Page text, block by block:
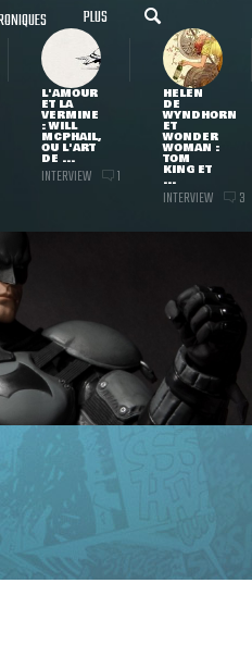
PLUS
L'AMOUR
ET LA
VERMINE
: WILL
MCPHAIL,
OU L'ART
DE ...
INTERVIEW 1
HELEN
DE
WYNDHORN
ET
WONDER
WOMAN :
TOM
KING ET
...
INTERVIEW 3